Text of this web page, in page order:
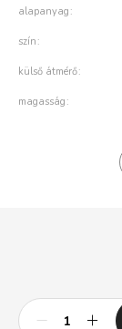
alapanyag
szín
külső átmérő
magasság